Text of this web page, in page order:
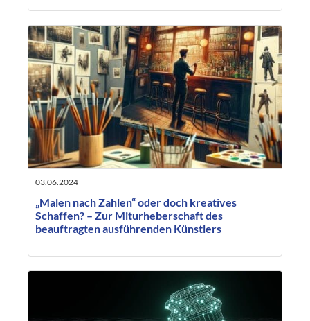
03.06.2024
„Malen nach Zahlen“ oder doch kreatives
Schaffen? – Zur Miturheberschaft des
beauftragten ausführenden Künstlers